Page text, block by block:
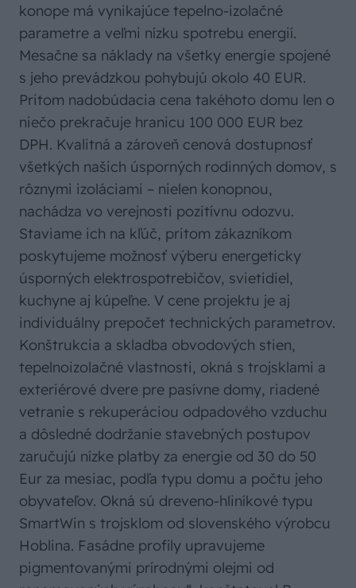
konope má vynikajúce tepelno-izolačné
parametre a veľmi nízku spotrebu energií.
Mesačne sa náklady na všetky energie spojené
s jeho prevádzkou pohybujú okolo 40 EUR.
Pritom nadobúdacia cena takéhoto domu len o
niečo prekračuje hranicu 100 000 EUR bez
DPH. Kvalitná a zároveň cenová dostupnosť
všetkých našich úsporných rodinných domov, s
rôznymi izoláciami – nielen konopnou,
nachádza vo verejnosti pozitívnu odozvu.
Staviame ich na kľúč, pritom zákazníkom
poskytujeme možnosť výberu energeticky
úsporných elektrospotrebičov, svietidiel,
kuchyne aj kúpeľne. V cene projektu je aj
individuálny prepočet technických parametrov.
Konštrukcia a skladba obvodových stien,
tepelnoizolačné vlastnosti, okná s trojsklami a
exteriérové dvere pre pasívne domy, riadené
vetranie s rekuperáciou odpadového vzduchu
a dôsledné dodržanie stavebných postupov
zaručujú nízke platby za energie od 30 do 50
Eur za mesiac, podľa typu domu a počtu jeho
obyvateľov. Okná sú dreveno-hliníkové typu
SmartWin s trojsklom od slovenského výrobcu
Hoblina. Fasádne profily upravujeme
pigmentovanými prírodnými olejmi od